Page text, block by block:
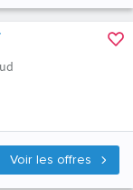
Voir les offres